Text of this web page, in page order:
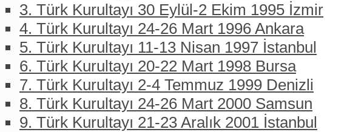
3. Türk Kurultayı 30 Eylül-2 Ekim 1995 İzmir
4. Türk Kurultayı 24-26 Mart 1996 Ankara
5. Türk Kurultayı 11-13 Nisan 1997 İstanbul
6. Türk Kurultayı 20-22 Mart 1998 Bursa
7. Türk Kurultayı 2-4 Temmuz 1999 Denizli
8. Türk Kurultayı 24-26 Mart 2000 Samsun
9. Türk Kurultayı 21-23 Aralık 2001 İstanbul